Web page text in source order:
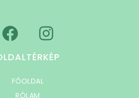
FŐOLDAL
RÓLAM